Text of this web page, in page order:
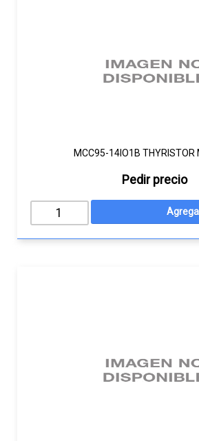
MCC95-14IO1B THYRISTOR
Pedir precio